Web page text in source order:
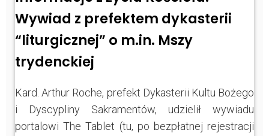
Wywiad z prefektem dykasterii
“liturgicznej” o m.in. Mszy
trydenckiej
Kard. Arthur Roche, prefekt Dykasterii Kultu Bożego
i Dyscypliny Sakramentów, udzielił wywiadu
portalowi The Tablet (tu, po bezpłatnej rejestracji